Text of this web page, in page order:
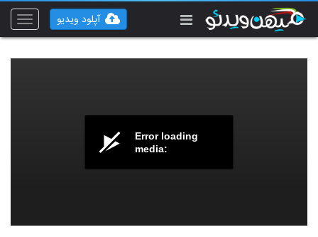
Toggle
آپلود ویدیو
Error loading
media: